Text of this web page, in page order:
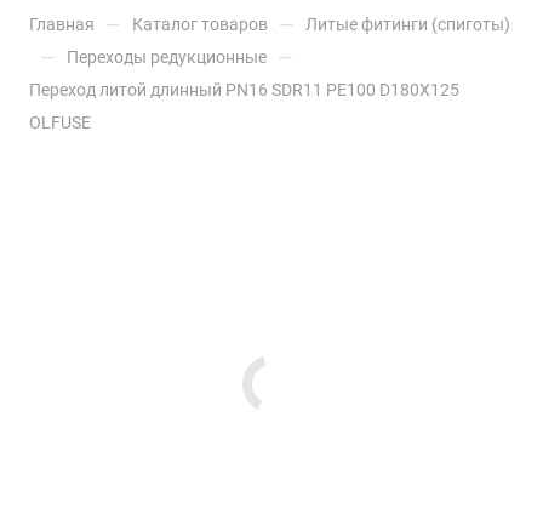
Главная — Каталог товаров — Литые фитинги (спиготы)
— Переходы редукционные —
Переход литой длинный PN16 SDR11 PE100 D180X125
OLFUSE